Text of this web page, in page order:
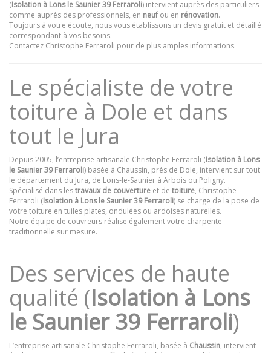
(Isolation à Lons le Saunier 39 Ferraroli) intervient auprès des particuliers
comme auprès des professionnels, en neufou en rénovation.
Toujours à votre écoute, nous vous établissons un devis gratuit et détaillé
correspondant à vos besoins.
Contactez Christophe Ferraroli pour de plus amples informations.
Le spécialiste de votre
toiture à Dole et dans
tout le Jura
Depuis 2005, l’entreprise artisanale Christophe Ferraroli (Isolation à Lons
le Saunier 39 Ferraroli) basée à Chaussin, près de Dole, intervient sur tout
le département du Jura, de Lons-le-Saunier à Arbois ou Poligny.
Spécialisé dans lestravaux de couverture et de toiture, Christophe
Ferraroli (Isolation à Lons le Saunier 39 Ferraroli) se charge de la pose de
votre toiture en tuiles plates, ondulées ou ardoises naturelles.
Notre équipe de couvreurs réalise également votre charpente
traditionnelle sur mesure.
Des services de haute
qualité (Isolation à Lons
le Saunier 39 Ferraroli)
L’entreprise artisanale Christophe Ferraroli, basée à Chaussin, intervient